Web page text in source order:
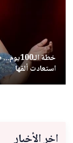
خطة
استعادت ألقها